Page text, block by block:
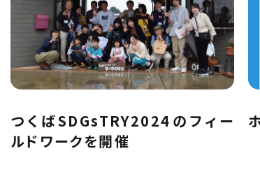
つくばSDGsTRY2024のフィー
ルドワークを開催